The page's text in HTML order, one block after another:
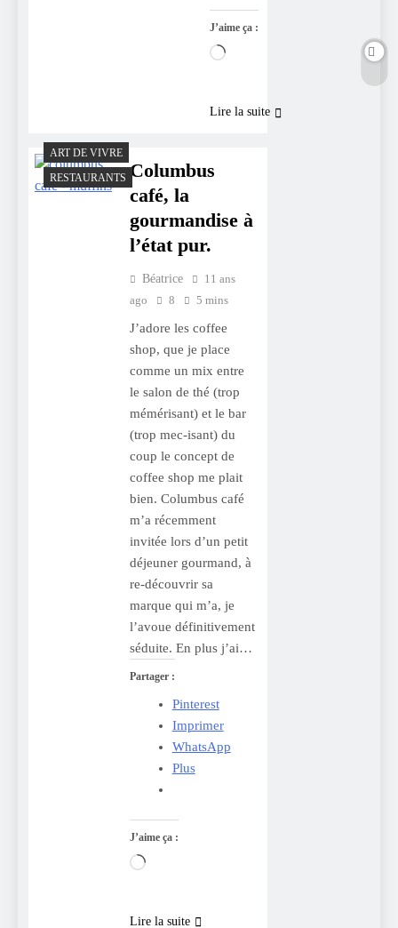
J’aime ça :
Chargement…
Lire la suite
ART DE VIVRE
RESTAURANTS Columbus
café, la
gourmandise à
l’état pur.
Béatrice
11 ans
ago
8 5 mins
J’adore les coffee
shop, que je place
comme un mix entre
le salon de thé (trop
mémérisant) et le bar
(trop mec-isant) du
coup le concept de
coffee shop me plait
bien. Columbus café
m’a récemment
invitée lors d’un petit
déjeuner gourmand, à
re-découvrir sa
marque qui m’a, je
l’avoue définitivement
séduite. En plus j’ai…
Partager :
Pinterest
Imprimer
WhatsApp
Plus
J’aime ça :
Chargement…
Lire la suite